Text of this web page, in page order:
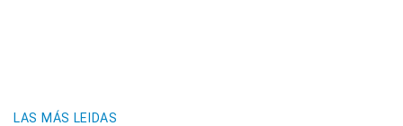
LAS MÁS LEIDAS